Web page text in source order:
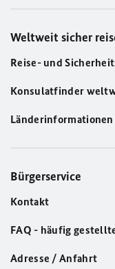
Weltweit sicher
Reise- und
Konsulatfinder
Länderinformationen
Bürgerservice
Kontakt
FAQ - häufig
Adresse / Anfahrt